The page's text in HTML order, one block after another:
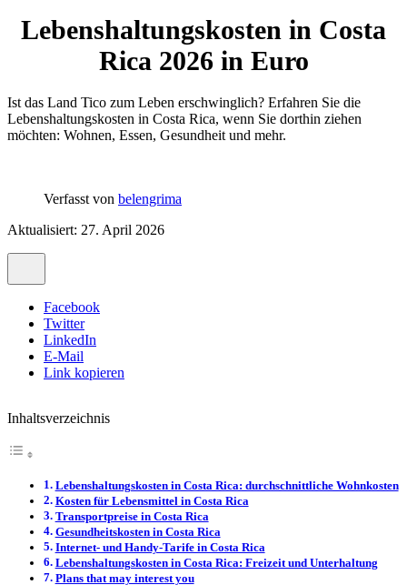
Lebenshaltungskosten in Costa
Rica 2026 in Euro
Ist das Land Tico zum Leben erschwinglich? Erfahren Sie die
Lebenshaltungskosten in Costa Rica, wenn Sie dorthin ziehen
möchten: Wohnen, Essen, Gesundheit und mehr.
Verfasst von belengrima
Aktualisiert: 27. April 2026
Facebook
Twitter
LinkedIn
E-Mail
Link kopieren
Inhaltsverzeichnis
Lebenshaltungskosten in Costa Rica: durchschnittliche Wohnkosten
Kosten für Lebensmittel in Costa Rica
Transportpreise in Costa Rica
Gesundheitskosten in Costa Rica
Internet- und Handy-Tarife in Costa Rica
Lebenshaltungskosten in Costa Rica: Freizeit und Unterhaltung
Plans that may interest you